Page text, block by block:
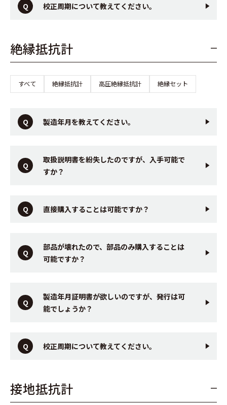
校正周期について教えてください。
絶縁抵抗計
すべて 絶縁抵抗計 高圧絶縁抵抗計 絶縁セット
製造年月を教えてください。
取扱説明書を紛失したのですが、入手可能で
すか？
直接購入することは可能ですか？
部品が壊れたので、部品のみ購入することは
可能ですか？
製造年月証明書が欲しいのですが、発行は可
能でしょうか？
校正周期について教えてください。
接地抵抗計